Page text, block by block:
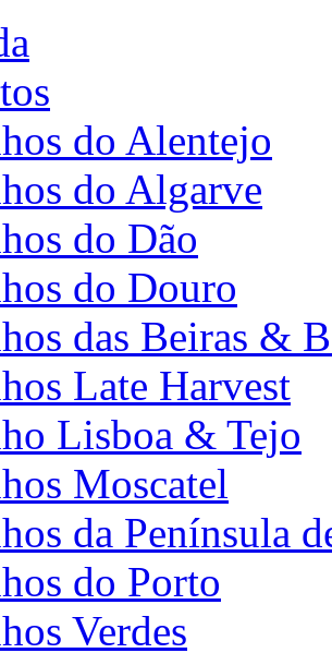
do Alentejo
do Algarve
do Dão
do Douro
das Beiras &
Late Harvest
Lisboa & Tejo
Moscatel
da Península
do Porto
Verdes